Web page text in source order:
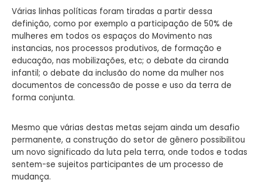
Várias linhas políticas foram tiradas a partir dessa
definição, como por exemplo a participação de 50% de
mulheres em todos os espaços do Movimento nas
instancias, nos processos produtivos, de formação e
educação, nas mobilizações, etc; o debate da ciranda
infantil; o debate da inclusão do nome da mulher nos
documentos de concessão de posse e uso da terra de
forma conjunta.
Mesmo que várias destas metas sejam ainda um desafio
permanente, a construção do setor de gênero possibilitou
um novo significado da luta pela terra, onde todos e todas
sentem-se sujeitos participantes de um processo de
mudança.